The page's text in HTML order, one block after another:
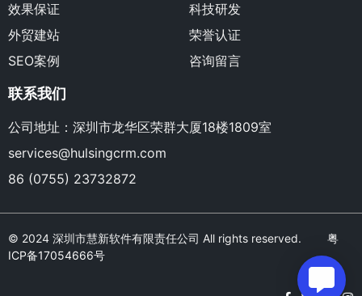
效果保证
外贸建站
SEO案例
科技研发
荣誉认证
咨询留言
联系我们
公司地址：深圳市龙华区荣群大厦18楼1809室
services@hulsingcrm.com
86 (0755) 23732872
© 2024 深圳市慧新软件有限责任公司 All rights reserved. 粤
ICP备17054666号